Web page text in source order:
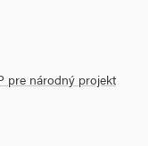
pre národný projekt